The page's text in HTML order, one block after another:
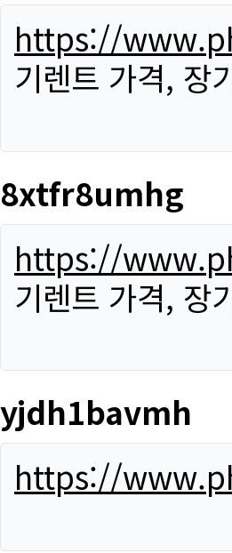
https://
기렌트 가격, 장
8xtfr8umhg
https://
기렌트 가격, 장
yjdh1bavmh
https://